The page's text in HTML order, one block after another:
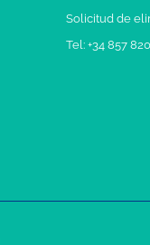
Solicitud de
Tel: +34 857